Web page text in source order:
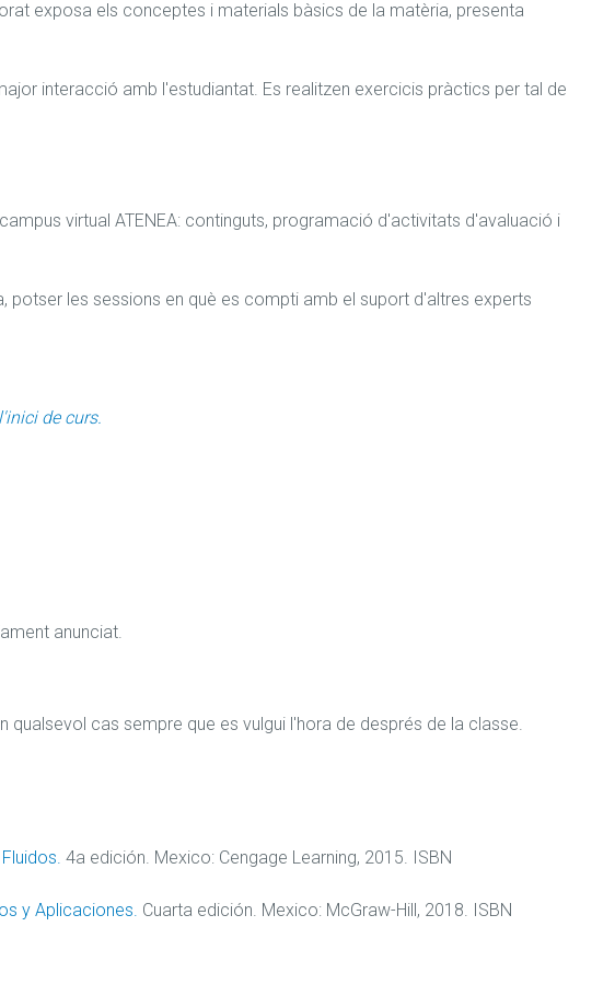
exposa els conceptes i materials bàsics de la matèria, presenta
interacció amb l'estudiantat. Es realitzen exercicis pràctics per tal de
virtual ATENEA: continguts, programació d'activitats d'avaluació i
potser les sessions en què es compti amb el suport d'altres experts
de curs.
anunciat.
cas sempre que es vulgui l'hora de després de la classe.
4a edición. Mexico: Cengage Learning, 2015. ISBN
y Aplicaciones. Cuarta edición. Mexico: McGraw-Hill, 2018. ISBN